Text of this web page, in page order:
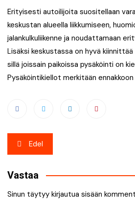
Erityisesti autoilijoita suositellaan
keskustan alueella liikkumiseen,
jalankulkuliikenne ja noudattamaan
Lisäksi keskustassa on hyvä
sillä joissain paikoissa pysäköinti on
Pysäköintikiellot merkitään
Artikkelien
selaus
Edel
Vastaa
Sinun täytyy kirjautua sisään